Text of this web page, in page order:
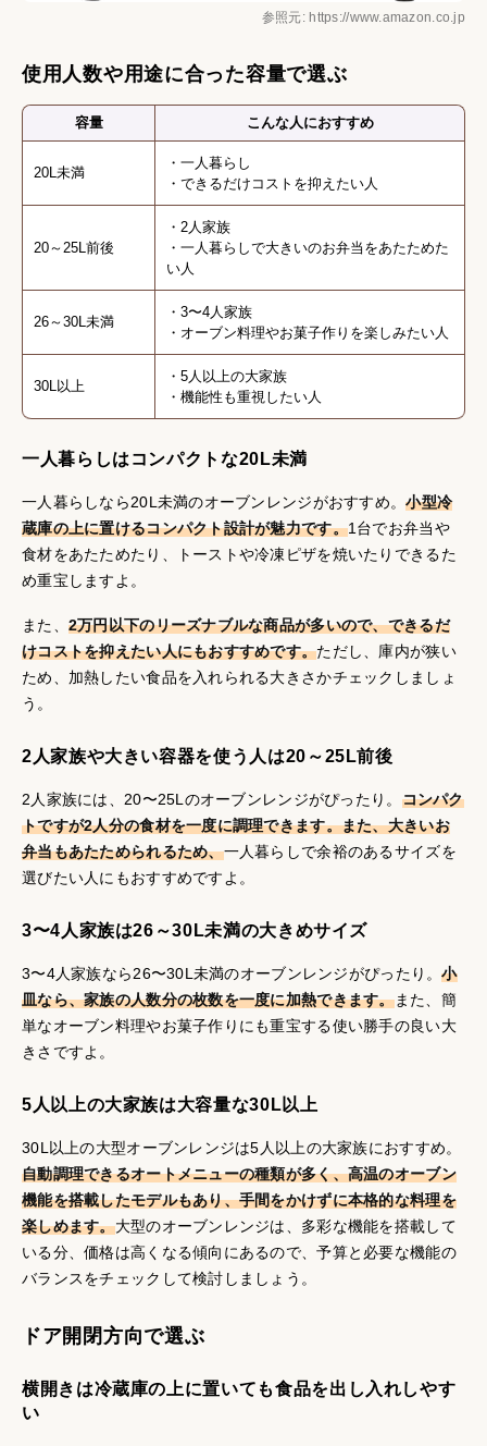
参照元: https://www.amazon.co.jp
使用人数や用途に合った容量で選ぶ
容量 こんな人におすすめ
20L未満
・一人暮らし
・できるだけコストを抑えたい人
20～25L前後
・2人家族
・一人暮らしで大きいのお弁当をあたためた
い人
26～30L未満
・3〜4人家族
・オーブン料理やお菓子作りを楽しみたい人
30L以上
・5人以上の大家族
・機能性も重視したい人
一人暮らしはコンパクトな20L未満
一人暮らしなら20L未満のオーブンレンジがおすすめ。小型冷
蔵庫の上に置けるコンパクト設計が魅力です。1台でお弁当や
食材をあたためたり、トーストや冷凍ピザを焼いたりできるた
め重宝しますよ。
また、 2万円以下のリーズナブルな商品が多いので、できるだ
けコストを抑えたい人にもおすすめです。ただし、庫内が狭い
ため、加熱したい食品を入れられる大きさかチェックしましょ
う。
2人家族や大きい容器を使う人は20～25L前後
2人家族には、20〜25Lのオーブンレンジがぴったり。 コンパク
トですが2人分の食材を一度に調理できます。また、大きいお
弁当もあたためられるため、一人暮らしで余裕のあるサイズを
選びたい人にもおすすめですよ。
3〜4人家族は26～30L未満の大きめサイズ
3〜4人家族なら26〜30L未満のオーブンレンジがぴったり。小
皿なら、家族の人数分の枚数を一度に加熱できます。また、簡
単なオーブン料理やお菓子作りにも重宝する使い勝手の良い大
きさですよ。
5人以上の大家族は大容量な30L以上
30L以上の大型オーブンレンジは5人以上の大家族におすすめ。
自動調理できるオートメニューの種類が多く、高温のオーブン
機能を搭載したモデルもあり、手間をかけずに本格的な料理を
楽しめます。大型のオーブンレンジは、多彩な機能を搭載して
いる分、価格は高くなる傾向にあるので、予算と必要な機能の
バランスをチェックして検討しましょう。
ドア開閉方向で選ぶ
横開きは冷蔵庫の上に置いても食品を出し入れしやす
い